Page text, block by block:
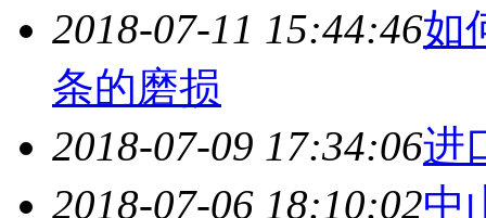
2018-07-11 15:44:46如
条的磨损
2018-07-09 17:34:06进
2018-07-06 18:10:02中